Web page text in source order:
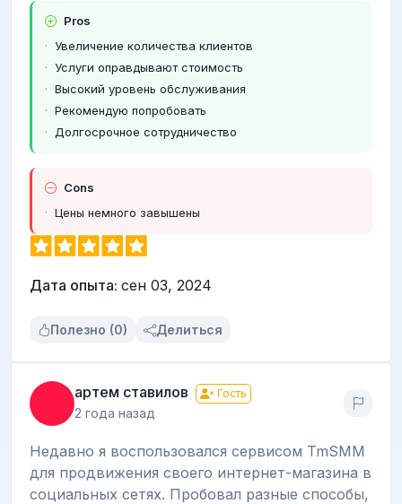
Pros
Увеличение количества клиентов
Услуги оправдывают стоимость
Высокий уровень обслуживания
Рекомендую попробовать
Долгосрочное сотрудничество
Cons
Цены немного завышены
Дата опыта: сен 03, 2024
Полезно (0) Делиться
артем ставилов Гость
2 года назад
Недавно я воспользовался сервисом TmSMM
для продвижения своего интернет-магазина в
социальных сетях. Пробовал разные способы,